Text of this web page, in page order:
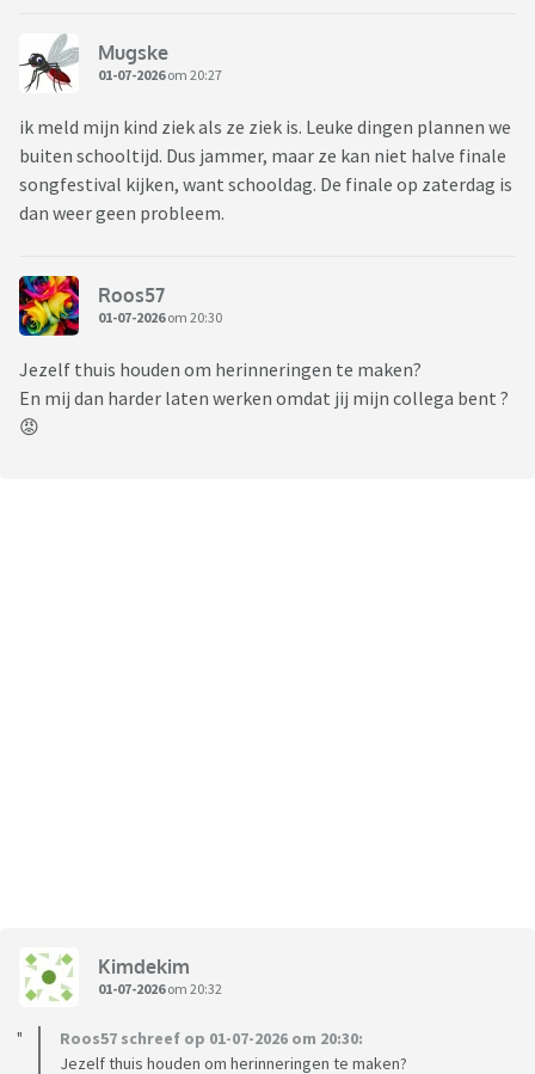
Mugske
01-07-2026om 20:27
ik meld mijn kind ziek als ze ziek is. Leuke dingen plannen we
buiten schooltijd. Dus jammer, maar ze kan niet halve finale
songfestival kijken, want schooldag. De finale op zaterdag is
dan weer geen probleem.
Roos57
01-07-2026om 20:30
Jezelf thuis houden om herinneringen te maken?
En mij dan harder laten werken omdat jij mijn collega bent ?
😡
Kimdekim
01-07-2026om 20:32
Roos57 schreef op 01-07-2026 om 20:30:
Jezelf thuis houden om herinneringen te maken?